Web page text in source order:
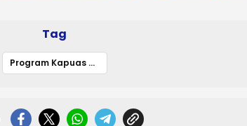
Tag
Program Kapuas Bersinar Buktikan Komitmen Pemkab Kapuas Tingkatkan Keamanan dan Ekonomi Warga